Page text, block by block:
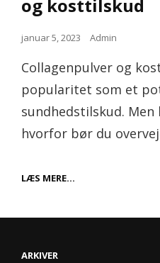
og kosttilskud
Posted
januar 5, 2023 Admin
Collagenpulver og
popularitet som et
sundhedstilskud. Men
hvorfor bør du
LÆS MERE…
ARKIVER